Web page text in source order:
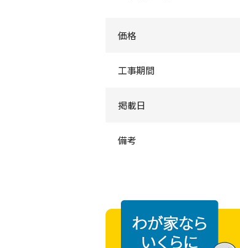
価格
工事期間
掲載日
備考